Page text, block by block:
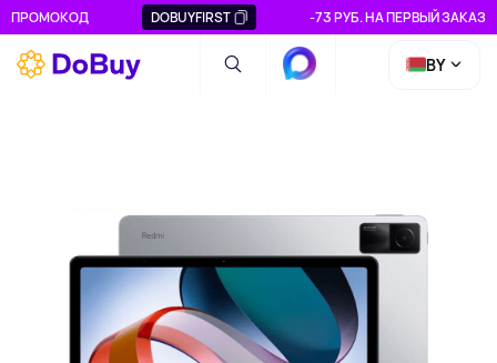
ПРОМОКОД DOBUYFIRST -73 РУБ. НА ПЕРВЫЙ ЗАКАЗ
BY